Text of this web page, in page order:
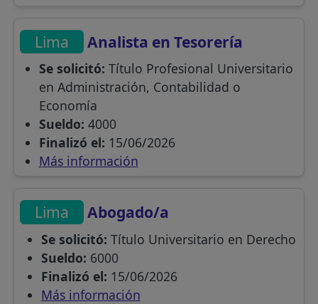
Lima Analista en Tesorería
Se solicitó: Título Profesional Universitario
en Administración, Contabilidad o
Economía
Sueldo: 4000
Finalizó el: 15/06/2026
Más información
Lima Abogado/a
Se solicitó: Título Universitario en Derecho
Sueldo: 6000
Finalizó el: 15/06/2026
Más información